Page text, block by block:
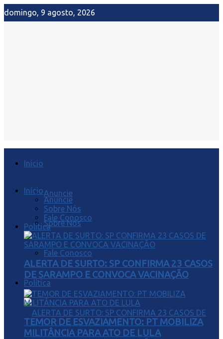
domingo, 9 agosto, 2026
Início
Anuncie
Sobre Nós
Fale Conosco
Política
Início
Anuncie
Sobre Nós
Fale Conosco
Política
ALERTA DE SURTO: SP CONFIRMA 23 CASOS
DE SARAMPO E CONVOCA VACINAÇÃO
TEMOR DE ESVAZIAMENTO: PT MOBILIZA
MILITÂNCIA PARA ATO DE LULA